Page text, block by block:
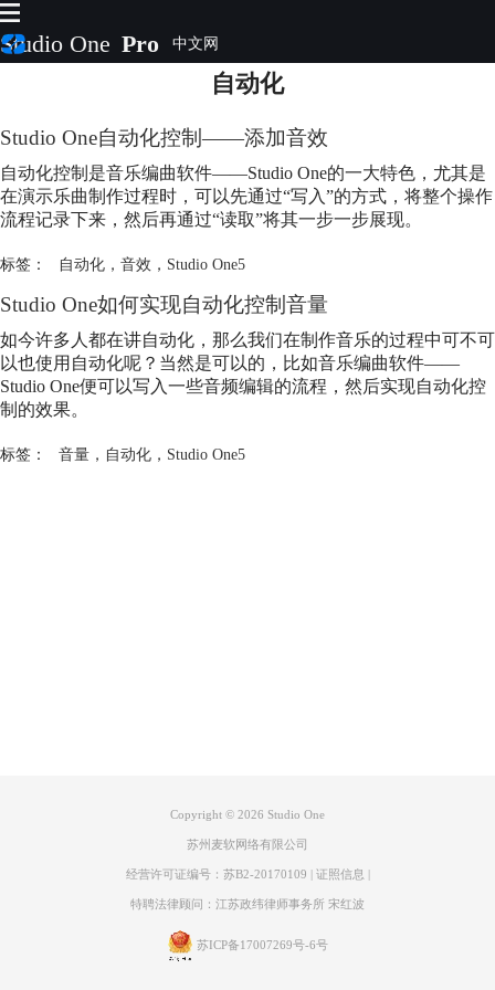
Studio One Pro
插件
下载
视频教程
服务
购买
自动化
Studio One自动化控制——添加音效
自动化控制是音乐编曲软件——Studio One的一大特色，尤其是
在演示乐曲制作过程时，可以先通过“写入”的方式，将整个操作
流程记录下来，然后再通过“读取”将其一步一步展现。
标签： 自动化， 音效 ， Studio One5
Studio One如何实现自动化控制音量
如今许多人都在讲自动化 ，那么我们在制作音乐的过程中可不可
以也使用 自动化呢？当然是可以的，比如音乐编曲软件——
Studio One便可以写入一些音频编辑的流程，然后实现自动化控
制的效果。
标签： 音量， 自动化， Studio One5
Copyright © 2026 Studio One
苏州麦软网络有限公司
经营许可证编号：苏B2-20170109 | 证照信息 |
特聘法律顾问：江苏政纬律师事务所 宋红波
苏ICP备17007269号-6号